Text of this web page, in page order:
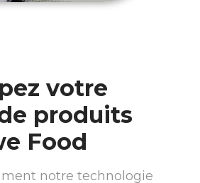
votre
produits
Food
notre technologie